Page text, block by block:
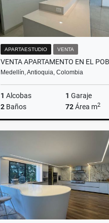
APARTAESTUDIO VENTA
Medellín, Antioquia, Colombia
1 Alcobas 1 Garaje
2 Baños 72Área m2